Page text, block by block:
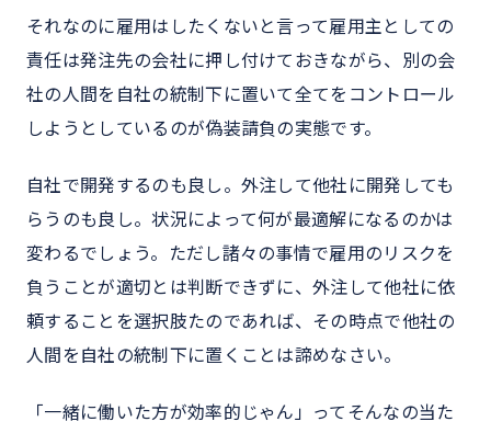
それなのに雇用はしたくないと言って雇用主としての
責任は発注先の会社に押し付けておきながら、別の会
社の人間を自社の統制下に置いて全てをコントロール
しようとしているのが偽装請負の実態です。
自社で開発するのも良し。外注して他社に開発しても
らうのも良し。状況によって何が最適解になるのかは
変わるでしょう。ただし諸々の事情で雇用のリスクを
負うことが適切とは判断できずに、外注して他社に依
頼することを選択肢たのであれば、その時点で他社の
人間を自社の統制下に置くことは諦めなさい。
「一緒に働いた方が効率的じゃん」ってそんなの当た